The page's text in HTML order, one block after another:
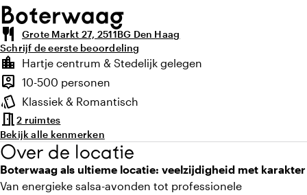
Boterwaag
restaurant
Grote Markt 27, 2511BG Den Haag
Schrijf de eerste beoordeling
Highlights
location_city
Locatie en omgeving
Hartje centrum & Stedelijk gelegen
person_pin
Capaciteit
10-500 personen
style
Sfeer en uitstraling
Klassiek & Romantisch
meeting_room2 ruimtes
Bekijk alle kenmerken
Over de locatie
Boterwaag als ultieme locatie: veelzijdigheid met karakter
Van energieke salsa-avonden tot professionele